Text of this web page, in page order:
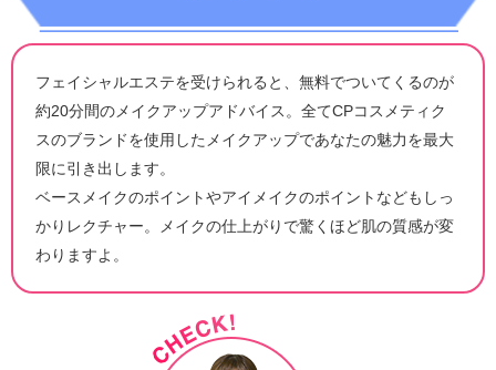
フェイシャルエステを受けられると、無料でついてくるのが
約20分間のメイクアップアドバイス。全てCPコスメティク
スのブランドを使用したメイクアップであなたの魅力を最大
限に引き出します。
ベースメイクのポイントやアイメイクのポイントなどもしっ
かりレクチャー。メイクの仕上がりで驚くほど肌の質感が変
わりますよ。